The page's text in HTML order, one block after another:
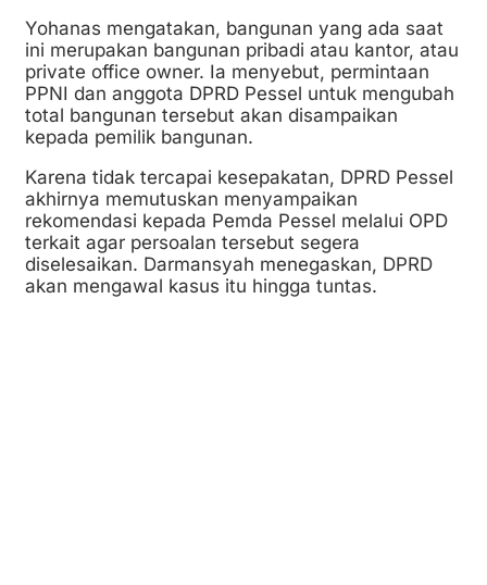
Yohanas mengatakan, bangunan yang ada saat
ini merupakan bangunan pribadi atau kantor, atau
private office owner. Ia menyebut, permintaan
PPNI dan anggota DPRD Pessel untuk mengubah
total bangunan tersebut akan disampaikan
kepada pemilik bangunan.
Karena tidak tercapai kesepakatan, DPRD Pessel
akhirnya memutuskan menyampaikan
rekomendasi kepada Pemda Pessel melalui OPD
terkait agar persoalan tersebut segera
diselesaikan. Darmansyah menegaskan, DPRD
akan mengawal kasus itu hingga tuntas.